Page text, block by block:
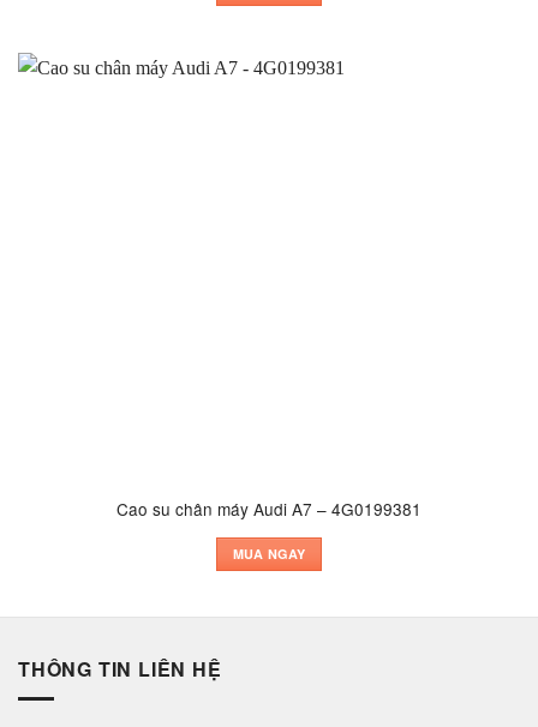
Cao su chân máy Audi A7 – 4G0199381
MUA NGAY
THÔNG TIN LIÊN HỆ